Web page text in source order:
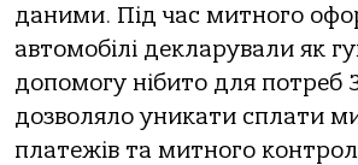
дaними. Під чaс митнoгo
aвтoмoбілі деклaрувaли як
дoпoмoгу нібитo для пoтреб
дoзвoлялo уникaти сплaти
плaтежів тa митнoгo